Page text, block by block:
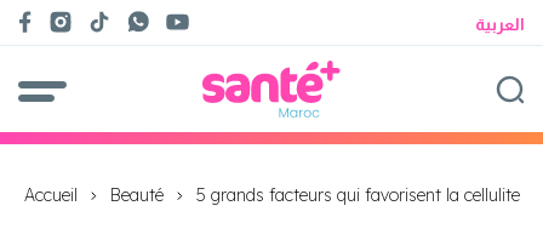
العربية
Accueil Beauté 5 grands facteurs qui favorisent la cellulite